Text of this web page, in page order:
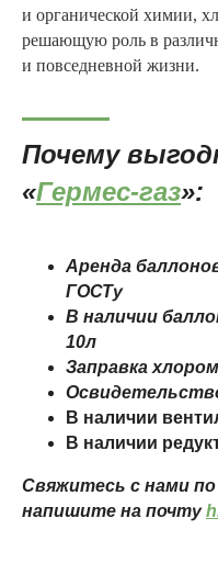
и органической химии,
решающую роль в
и повседневной жизни.
Почему
«Гермес -газ»:
Аренда
ГОСТу
В наличии
10л
Заправка
В наличии
В наличии
Свяжитесь с нами
напишите на почту